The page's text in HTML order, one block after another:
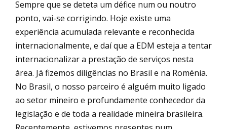
Sempre que se deteta um défice num ou noutro
ponto, vai-se corrigindo. Hoje existe uma
experiência acumulada relevante e reconhecida
internacionalmente, e daí que a EDM esteja a tentar
internacionalizar a prestação de serviços nesta
área. Já fizemos diligências no Brasil e na Roménia.
No Brasil, o nosso parceiro é alguém muito ligado
ao setor mineiro e profundamente conhecedor da
legislação e de toda a realidade mineira brasileira.